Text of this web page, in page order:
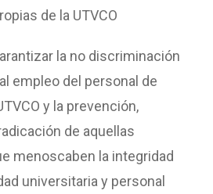
de la UTVCO
la no discriminación
empleo del personal de
y la prevención,
de aquellas
menoscaben la integridad
universitaria y personal